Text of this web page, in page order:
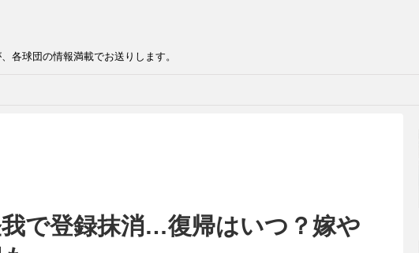
各球団の情報満載でお送りします。
で登録抹消…復帰はいつ？嫁や